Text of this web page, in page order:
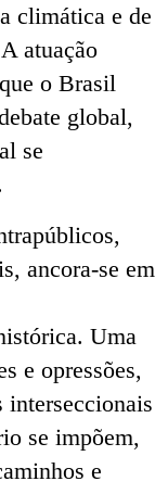
climática e de
atuação
o Brasil
global,
se
ancora-se em
Uma
e opressões,
se impõem,
e